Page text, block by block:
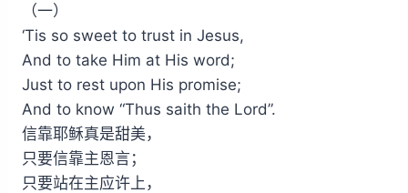
放
器
（一）
‘Tis so sweet to trust in Jesus,
And to take Him at His word;
Just to rest upon His promise;
And to know “Thus saith the Lord”.
信靠耶稣真是甜美，
只要信靠主恩言；
只要站在主应许上，